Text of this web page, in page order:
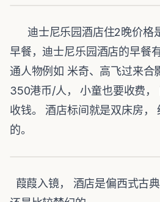
迪士尼乐园酒店住2晚价格
早餐，迪士尼乐园酒店的早餐
通人物例如 米奇、高飞过来合
350港币/人， 小童也要收费，
收钱。 酒店标间就是双床房，
的。
葭葭入镜， 酒店是偏西式古